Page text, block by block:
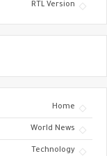
RTL Version
Home
World News
Technology